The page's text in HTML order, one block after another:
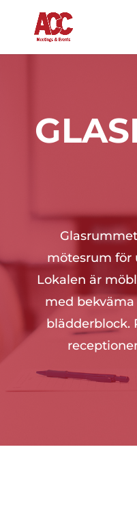
mötesrum för
Lokalen är
med
blädderblock.